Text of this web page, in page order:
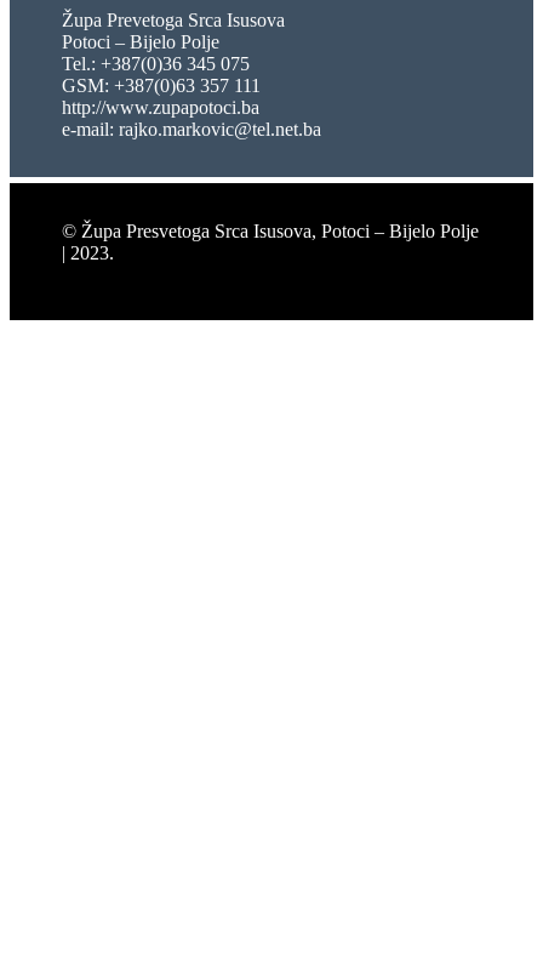
Župa Prevetoga Srca Isusova
Potoci – Bijelo Polje
Tel.: +387(0)36 345 075
GSM: +387(0)63 357 111
http://www.zupapotoci.ba
e-mail: rajko.markovic@tel.net.ba
© Župa Presvetoga Srca Isusova, Potoci – Bijelo Polje
| 2023.